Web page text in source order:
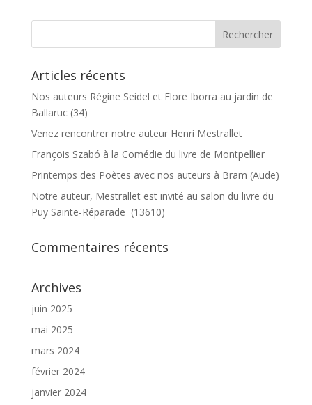
Articles récents
Nos auteurs Régine Seidel et Flore Iborra au jardin de
Ballaruc (34)
Venez rencontrer notre auteur Henri Mestrallet
François Szabó à la Comédie du livre de Montpellier
Printemps des Poètes avec nos auteurs à Bram (Aude)
Notre auteur, Mestrallet est invité au salon du livre du
Puy Sainte-Réparade (13610)
Commentaires récents
Archives
juin 2025
mai 2025
mars 2024
février 2024
janvier 2024